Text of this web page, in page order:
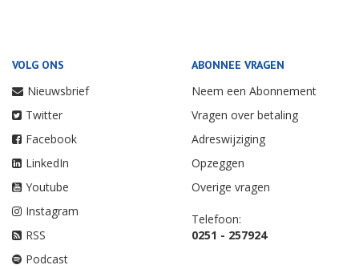
VOLG ONS
Nieuwsbrief
Twitter
Facebook
LinkedIn
Youtube
Instagram
RSS
Podcast
ABONNEE VRAGEN
Neem een Abonnement
Vragen over betaling
Adreswijziging
Opzeggen
Overige vragen
Telefoon:
0251 - 257924